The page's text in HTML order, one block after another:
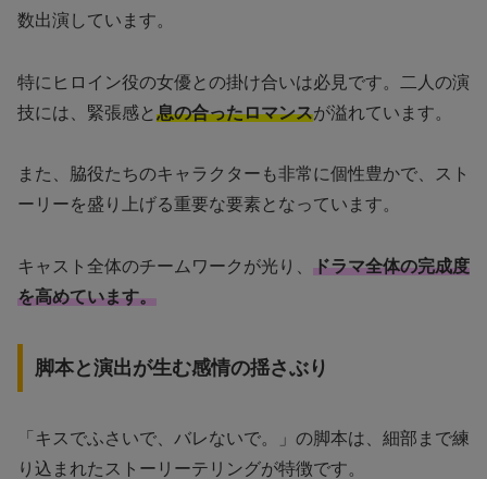
数出演しています。
特にヒロイン役の女優との掛け合いは必見です。二人の演
技には、緊張感と 息の合ったロマンスが溢れています。
また、脇役たちのキャラクターも非常に個性豊かで、スト
ーリーを盛り上げる重要な要素となっています。
キャスト全体のチームワークが光り、 ドラマ全体の完成度
を高めています。
脚本と演出が生む感情の揺さぶり
「キスでふさいで、バレないで。」の脚本は、細部まで練
り込まれたストーリーテリングが特徴です。